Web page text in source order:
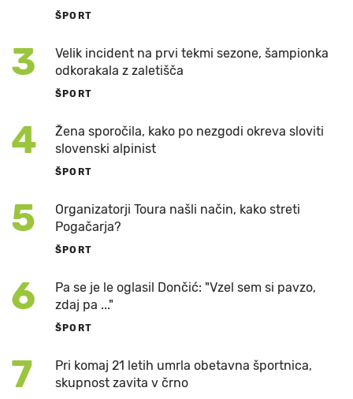
ŠPORT
3
Velik incident na prvi tekmi sezone, šampionka
odkorakala z zaletišča
ŠPORT
4
Žena sporočila, kako po nezgodi okreva sloviti
slovenski alpinist
ŠPORT
5
Organizatorji Toura našli način, kako streti
Pogačarja?
ŠPORT
6
Pa se je le oglasil Dončić: "Vzel sem si pavzo,
zdaj pa ..."
ŠPORT
7
Pri komaj 21 letih umrla obetavna športnica,
skupnost zavita v črno